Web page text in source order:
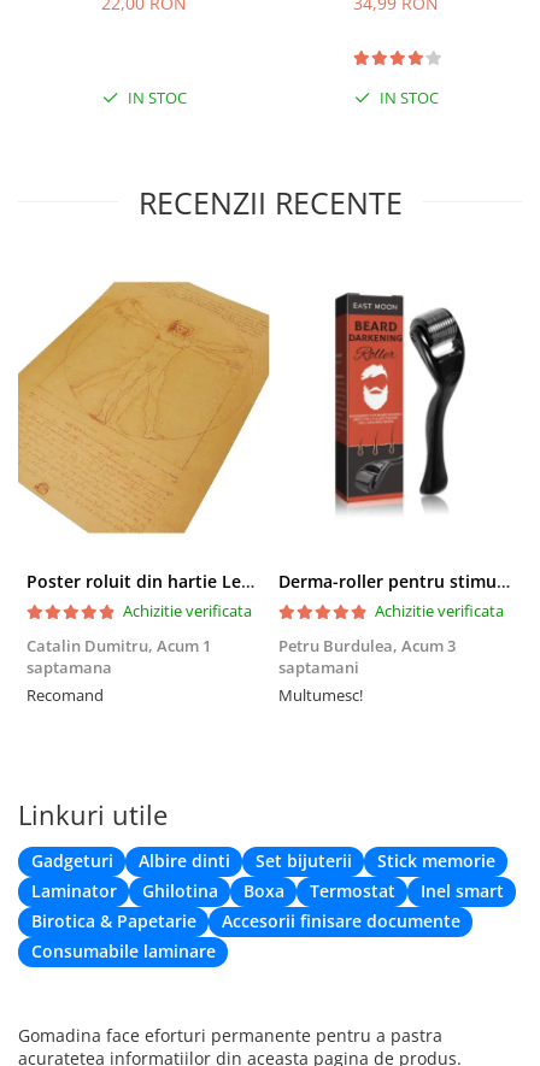
IN STOC IN STOC
RECENZII RECENTE
Poster roluit din hartie Leonardo Da Vinci, Vitruvian Man, vintage, 51x35 cm
Achizitie verificata
Catalin Dumitru, Acum 1
saptamana
Recomand
Derma-roller pentru stimularea cresterii parului, scalp si barba, Beard Roller
Achizitie verificata
Petru Burdulea, Acum 3
saptamani
Multumesc!
Linkuri utile
Gadgeturi Albire dinti Set bijuterii
Stick memorie
Laminator
Ghilotina Boxa Termostat
Inel smart
Birotica & Papetarie
Accesorii finisare documente
Consumabile laminare
Gomadina face eforturi permanente pentru a pastra
acuratetea informatiilor din aceasta pagina de produs.